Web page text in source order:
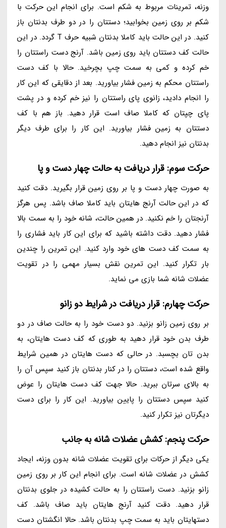
وزنه، تمرینات مربوط به شکم است. برای انجام این حرکت با
شکم بر روی زمین بخوابید؛ دستتان را در دو طرف بدنتان باز
کنید. در این حالت باید کاملا بدنتان شبیه حرف T گردد. در این
حالت کف دستتان باید روی زمین باشد. آرنج دست راستتان را
خم کرده و کمی به سمت چپ بچرخید. حالا با کف دست
راستتان محکم به زمین فشار بیاورید. بعد از دقایقی که این کار
را انجام دادید، زانوی پای راستتان را نیز خم کرده و در پشت
پای چپتان که کاملا صاف است قرار دهید. باز هم با کف
دستتان به زمین فشار بیاورید. این کار را برای طرف دیگر
بدنتان نیز انجام دهید.
حرکت سوم: قرار دریافت به حالت چهار دست و پا
به صورت چهار دست و پا بر روی زمین قرار بگیرید. دقت کنید
که در این حالت آرنج هایتان باید کاملا صاف باشد. پس هرگز
آرنجتان را خم نکنید. در همین حالت، شانه خود را به سمت بالا
فشار دهید. دقت داشته باشید که برای این کار باید فشاری را
به سمت کف دست های خود وارد کنید. این تمرین را چندین
بار تکرار کنید. این تمرین نقش بسیار مهمی را در تقویت
عضلات شانه شما بازی می نماید.
حرکت چهارم: قرار دریافت در شرایط دو زانو
بر روی زمین زانو بزنید. دو دست خود را به حالت صاف در دو
طرف بدن خود قرار دهید به طوری که کف دست هایتان، به
بدن تان بچسبد. در حالی که دست هایتان در همین شرایط
واقع شده است، دستتان را در کنار بدنتان باز کنید سپس آن را
به بالای سرتان ببرید. حالا جهت کف دست هایتان را عوض
کنید سپس دستتان را پایین بیاورید. این کار را برای دست
دیگرتان نیز تکرار کنید.
حرکت پنجم: کشش عضلات شانه به جانب
یکی دیگر از حرکات برای تقویت عضلات شانه بدون وزنه، ایجاد
کشش در عضلات شانه است. برای انجام این کار بر روی زمین
زانو بزنید. دست راستتان را به حالت کشیده در جلوی بدنتان
قرار دهید. دقت کنید آرنج هایتان باید صاف باشد. کف
دستهایتان باید به سمت چپ بدنتان باشد. حالا انگشتان دست